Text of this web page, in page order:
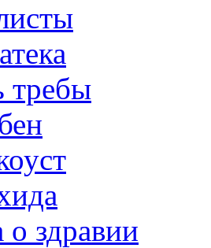
требы
о здравии